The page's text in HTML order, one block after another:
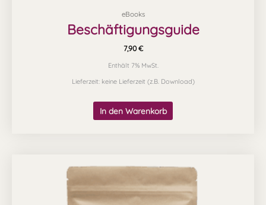
eBooks
Beschäftigungsguide
7,90€
Enthält 7% MwSt.
Lieferzeit: keine Lieferzeit (z.B. Download)
In den Warenkorb